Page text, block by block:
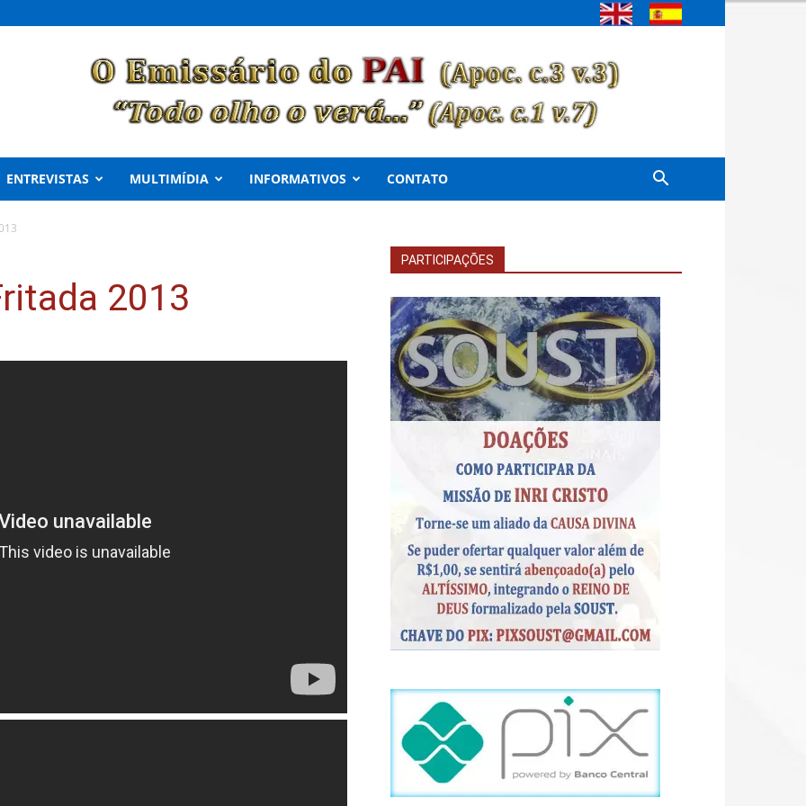
ENTREVISTAS MULTIMÍDIA INFORMATIVOS CONTATO
2013
PARTICIPAÇÕES